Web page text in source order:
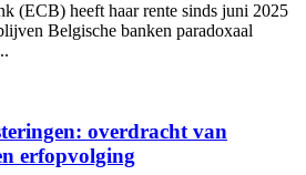
(ECB) heeft haar rente sinds juni 2025
Belgische banken paradoxaal
overdracht van
erfopvolging